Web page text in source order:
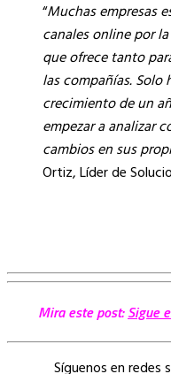
“Muchas empresas
canales online por
que ofrece tanto
las compañías. Solo
crecimiento de un
empezar a analizar
cambios en sus
Ortiz, Líder de
Mira este post:Sigue
Síguenos en redes